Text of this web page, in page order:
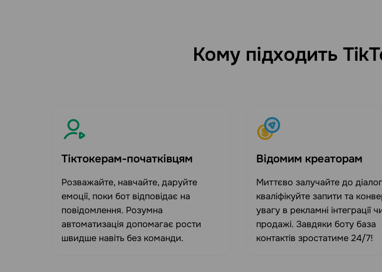
Кому підходить
Тіктокерам-початківцям
Розважайте, навчайте, даруйте
емоції, поки бот відповідає на
повідомлення. Розумна
автоматизація допомагає рости
швидше навіть без команди.
Відомим креаторам
Миттєво залучайте до
кваліфікуйте запити та
увагу в рекламні інтеграції
продажі. Завдяки боту база
контактів зростатиме 24/7!